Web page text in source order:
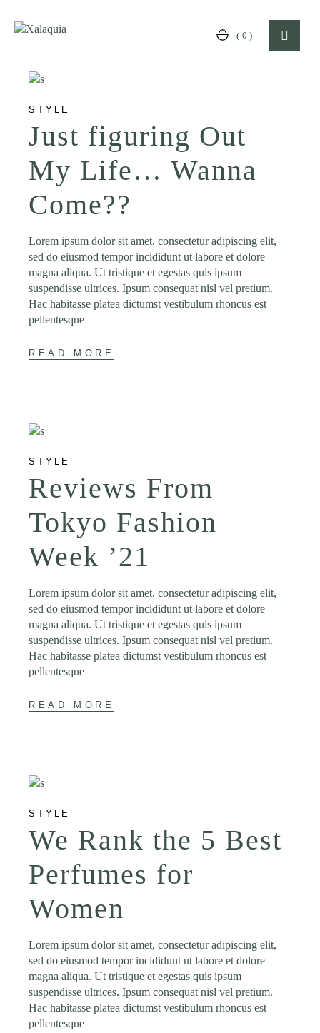
(0)
STYLE
Just figuring Out
My Life… Wanna
Come??
Lorem ipsum dolor sit amet, consectetur adipiscing elit,
sed do eiusmod tempor incididunt ut labore et dolore
magna aliqua. Ut tristique et egestas quis ipsum
suspendisse ultrices. Ipsum consequat nisl vel pretium.
Hac habitasse platea dictumst vestibulum rhoncus est
pellentesque
READ MORE
STYLE
Reviews From
Tokyo Fashion
Week ’21
Lorem ipsum dolor sit amet, consectetur adipiscing elit,
sed do eiusmod tempor incididunt ut labore et dolore
magna aliqua. Ut tristique et egestas quis ipsum
suspendisse ultrices. Ipsum consequat nisl vel pretium.
Hac habitasse platea dictumst vestibulum rhoncus est
pellentesque
READ MORE
STYLE
We Rank the 5 Best
Perfumes for
Women
Lorem ipsum dolor sit amet, consectetur adipiscing elit,
sed do eiusmod tempor incididunt ut labore et dolore
magna aliqua. Ut tristique et egestas quis ipsum
suspendisse ultrices. Ipsum consequat nisl vel pretium.
Hac habitasse platea dictumst vestibulum rhoncus est
pellentesque